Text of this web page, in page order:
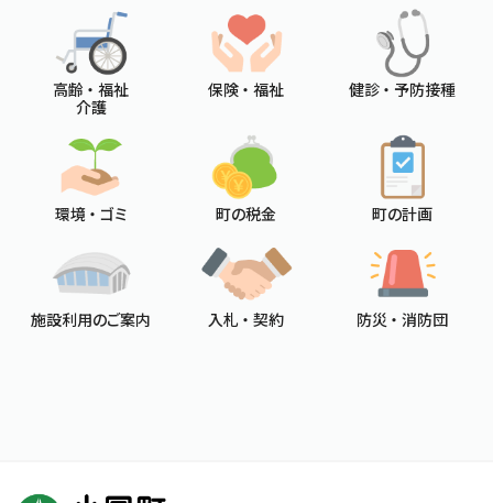
高齢 ・ 福祉
介護
保険 ・ 福祉 健診 ・ 予防接種
環境 ・ ゴミ 町の税金 町の計画
施設利用のご案内 入札 ・ 契約 防災 ・ 消防団